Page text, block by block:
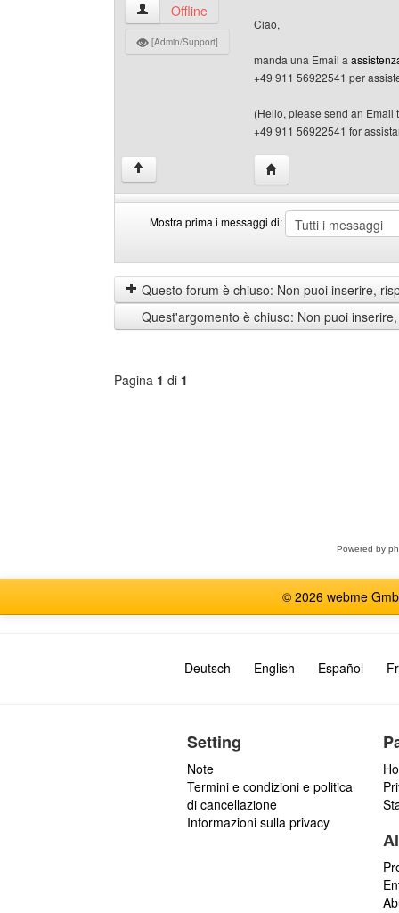
martypp Profilo
Offline
[Admin/Support]
Ciao,
manda una Email a
+49 911 56922541 per
(Hello, please send an Email
+49 911 56922541 for
↑ HomePage: martypp
Mostra prima i messaggi di:
prima
i
messaggi
di
by
Questo forum è chiuso: Non puoi inserire,
Quest'argomento è chiuso: Non puoi
Pagina 1 di 1
Powered by
© 2026 webme
Deutsch English Español
Setting
Note
Termini e condizioni e politica
di cancellazione
Informazioni sulla privacy